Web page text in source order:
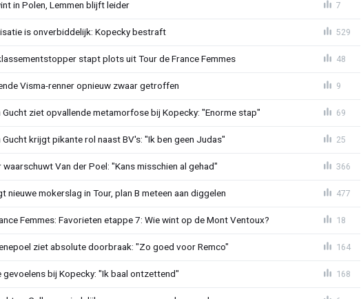
in Polen, Lemmen blijft leider 7
is onverbiddelijk: Kopecky bestraft 529
stapt plots uit Tour de France Femmes 48
Visma-renner opnieuw zwaar getroffen 9
Gucht ziet opvallende metamorfose bij Kopecky: "Enorme stap" 69
Gucht krijgt pikante rol naast BV's: "Ik ben geen Judas" 25
waarschuwt Van der Poel: "Kans misschien al gehad" 366
nieuwe mokerslag in Tour, plan B meteen aan diggelen 477
Femmes: Favorieten etappe 7: Wie wint op de Mont Ventoux? 18
ziet absolute doorbraak: "Zo goed voor Remco" 164
gevoelens bij Kopecky: "Ik baal ontzettend" 168